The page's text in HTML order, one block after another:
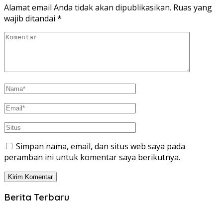
Alamat email Anda tidak akan dipublikasikan. Ruas yang
wajib ditandai *
Simpan nama, email, dan situs web saya pada
peramban ini untuk komentar saya berikutnya.
Berita Terbaru